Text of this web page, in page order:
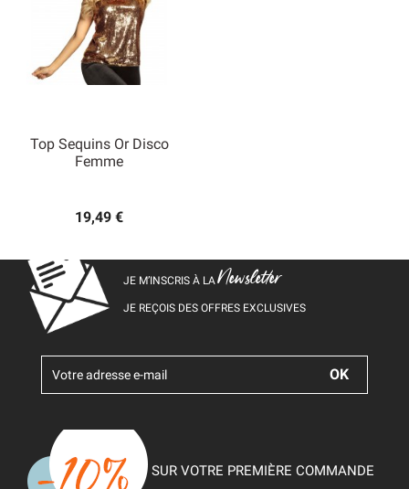
Top Sequins Or Disco
Femme
19,49 €
JE M’INSCRIS À LANewsletter
JE REÇOIS DES OFFRES EXCLUSIVES
SUR VOTRE PREMIÈRE COMMANDE